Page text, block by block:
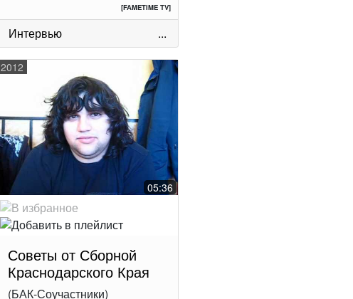
[FAMETIME TV]
Интервью ...
2012
05:36
Советы от Сборной
Краснодарского Края
(БАК-Соучастники)